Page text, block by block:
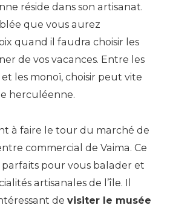
réside dans son artisanat.
que vous aurez
quand il faudra choisir les
de vos vacances. Entre les
les monoï, choisir peut vite
herculéenne.
à faire le tour du marché de
commercial de Vaima. Ce
pour vous balader et
artisanales de l’île. Il
de visiter le musée